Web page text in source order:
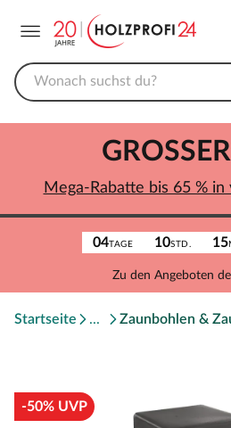
04TAGE 10STD. 15
Zu den Angeboten
Mega-Rabatte bis 65 %
Startseite Zaunbohlen &
-50% UVP